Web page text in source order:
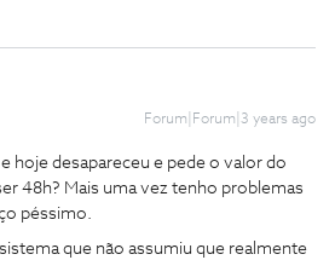
Forum|Forum|3 years ago
hoje desapareceu e pede o valor do
48h? Mais uma vez tenho problemas
péssimo.
que não assumiu que realmente